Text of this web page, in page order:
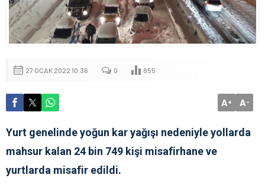
27 OCAK 2022 10:36 0 855
A+ A-
Yurt genelinde yoğun kar yağışı nedeniyle yollarda
mahsur kalan 24 bin 749 kişi misafirhane ve
yurtlarda misafir edildi.